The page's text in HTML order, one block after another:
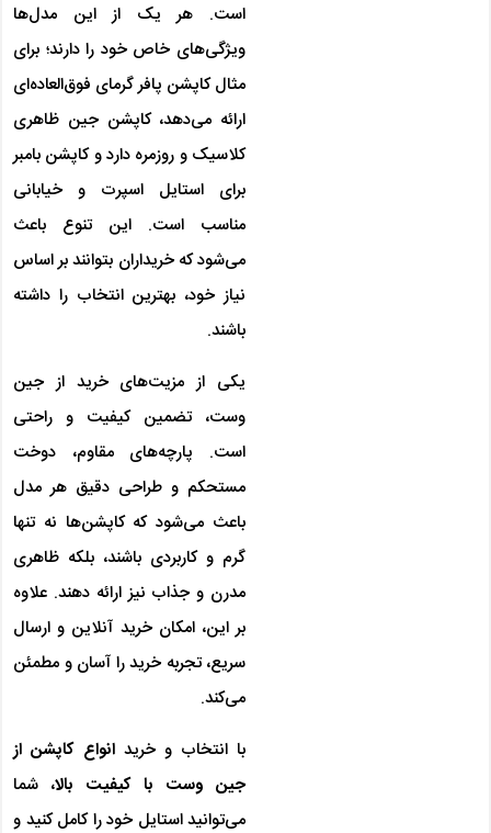
است. هر یک از این مدل‌ها
ویژگی‌های خاص خود را دارند؛ برای
مثال کاپشن پافر گرمای فوق‌العاده‌ای
ارائه می‌دهد، کاپشن جین ظاهری
کلاسیک و روزمره دارد و کاپشن بامبر
برای استایل اسپرت و خیابانی
مناسب است. این تنوع باعث
می‌شود که خریداران بتوانند بر اساس
نیاز خود، بهترین انتخاب را داشته
باشند.
یکی از مزیت‌های خرید از جین
وست، تضمین کیفیت و راحتی
است. پارچه‌های مقاوم، دوخت
مستحکم و طراحی دقیق هر مدل
باعث می‌شود که کاپشن‌ها نه تنها
گرم و کاربردی باشند، بلکه ظاهری
مدرن و جذاب نیز ارائه دهند. علاوه
بر این، امکان خرید آنلاین و ارسال
سریع، تجربه خرید را آسان و مطمئن
می‌کند.
با انتخاب و خرید انواع کاپشن از
جین وست با کیفیت بالا، شما
می‌توانید استایل خود را کامل کنید و